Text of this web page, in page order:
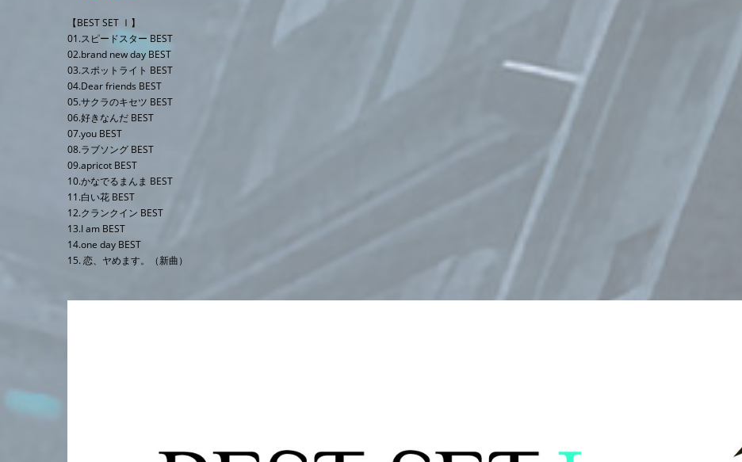
【BEST SET Ⅰ】
01.スピードスター BEST
02.brand new day BEST
03.スポットライト BEST
04.Dear friends BEST
05.サクラのキセツ BEST
06.好きなんだ BEST
07.you BEST
08.ラブソング BEST
09.apricot BEST
10.かなでるまんま BEST
11.白い花 BEST
12.クランクイン BEST
13.I am BEST
14.one day BEST
15. 恋、ヤめます。（新曲）